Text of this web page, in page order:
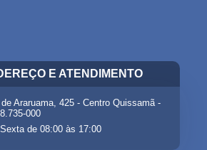
E ATENDIMENTO
de Araruama, 425 - Centro Quissamã -
000
de 08:00 às 17:00